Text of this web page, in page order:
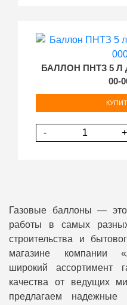
БАЛЛОН ПНТЗ 5
00-
- +
Газовые баллоны —
работы в самых
строительства и
магазине компании
широкий ассортимент
качества от ведущих
предлагаем надежные